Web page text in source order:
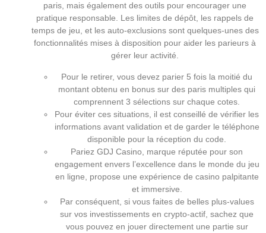
paris, mais également des outils pour encourager une
pratique responsable. Les limites de dépôt, les rappels de
temps de jeu, et les auto-exclusions sont quelques-unes des
fonctionnalités mises à disposition pour aider les parieurs à
gérer leur activité.
Pour le retirer, vous devez parier 5 fois la moitié du
montant obtenu en bonus sur des paris multiples qui
comprennent 3 sélections sur chaque cotes.
Pour éviter ces situations, il est conseillé de vérifier les
informations avant validation et de garder le téléphone
disponible pour la réception du code.
Pariez GDJ Casino, marque réputée pour son
engagement envers l’excellence dans le monde du jeu
en ligne, propose une expérience de casino palpitante
et immersive.
Par conséquent, si vous faites de belles plus-values
sur vos investissements en crypto-actif, sachez que
vous pouvez en jouer directement une partie sur